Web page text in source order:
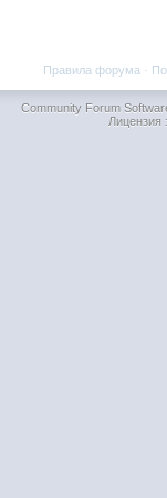
Правила форума ·
Community Forum
Лицензия